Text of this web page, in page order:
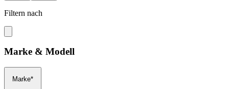
Filtern nach
Marke & Modell
Marke*